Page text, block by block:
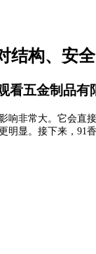
结构、安
看五金制品有
非常大。它会直接
显。接下来，91